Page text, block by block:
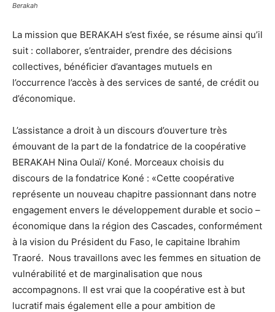
Berakah
La mission que BERAKAH s’est fixée, se résume ainsi qu’il
suit : collaborer, s’entraider, prendre des décisions
collectives, bénéficier d’avantages mutuels en
l’occurrence l’accès à des services de santé, de crédit ou
d’économique.
L’assistance a droit à un discours d’ouverture très
émouvant de la part de la fondatrice de la coopérative
BERAKAH Nina Oulaï/ Koné. Morceaux choisis du
discours de la fondatrice Koné : «Cette coopérative
représente un nouveau chapitre passionnant dans notre
engagement envers le développement durable et socio –
économique dans la région des Cascades, conformément
à la vision du Président du Faso, le capitaine Ibrahim
Traoré. Nous travaillons avec les femmes en situation de
vulnérabilité et de marginalisation que nous
accompagnons. Il est vrai que la coopérative est à but
lucratif mais également elle a pour ambition de